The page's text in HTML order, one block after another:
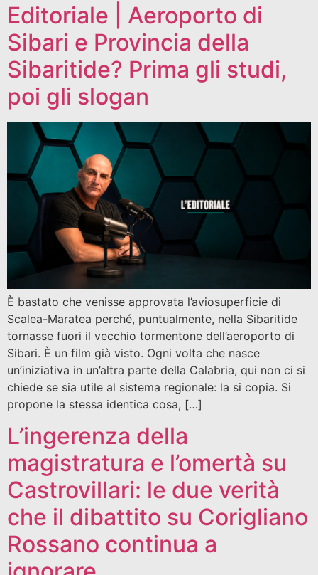
Editoriale | Aeroporto di
Sibari e Provincia della
Sibaritide? Prima gli studi,
poi gli slogan
È bastato che venisse approvata l’aviosuperficie di
Scalea-Maratea perché, puntualmente, nella Sibaritide
tornasse fuori il vecchio tormentone dell’aeroporto di
Sibari. È un film già visto. Ogni volta che nasce
un’iniziativa in un’altra parte della Calabria, qui non ci si
chiede se sia utile al sistema regionale: la si copia. Si
propone la stessa identica cosa, […]
L’ingerenza della
magistratura e l’omertà su
Castrovillari: le due verità
che il dibattito su Corigliano
Rossano continua a